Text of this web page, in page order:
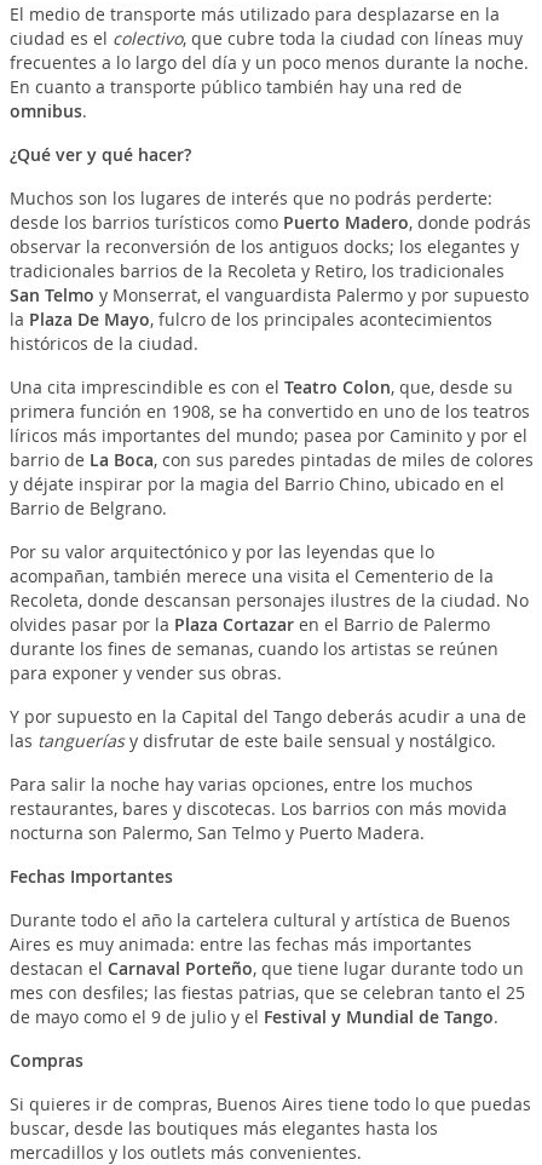
El medio de transporte más utilizado para desplazarse en la
ciudad es el colectivo, que cubre toda la ciudad con líneas muy
frecuentes a lo largo del día y un poco menos durante la noche.
En cuanto a transporte público también hay una red de
omnibus.
¿Qué ver y qué hacer?
Muchos son los lugares de interés que no podrás perderte:
desde los barrios turísticos como Puerto Madero, donde podrás
observar la reconversión de los antiguos docks; los elegantes y
tradicionales barrios de la Recoleta y Retiro, los tradicionales
San Telmo y Monserrat, el vanguardista Palermo y por supuesto
la Plaza De Mayo, fulcro de los principales acontecimientos
históricos de la ciudad.
Una cita imprescindible es con el Teatro Colon, que, desde su
primera función en 1908, se ha convertido en uno de los teatros
líricos más importantes del mundo; pasea por Caminito y por el
barrio de La Boca, con sus paredes pintadas de miles de colores
y déjate inspirar por la magia del Barrio Chino, ubicado en el
Barrio de Belgrano.
Por su valor arquitectónico y por las leyendas que lo
acompañan, también merece una visita el Cementerio de la
Recoleta, donde descansan personajes ilustres de la ciudad. No
olvides pasar por la Plaza Cortazar en el Barrio de Palermo
durante los fines de semanas, cuando los artistas se reúnen
para exponer y vender sus obras.
Y por supuesto en la Capital del Tango deberás acudir a una de
las tangueríasy disfrutar de este baile sensual y nostálgico.
Para salir la noche hay varias opciones, entre los muchos
restaurantes, bares y discotecas. Los barrios con más movida
nocturna son Palermo, San Telmo y Puerto Madera.
Fechas Importantes
Durante todo el año la cartelera cultural y artística de Buenos
Aires es muy animada: entre las fechas más importantes
destacan el Carnaval Porteño, que tiene lugar durante todo un
mes con desfiles; las fiestas patrias, que se celebran tanto el 25
de mayo como el 9 de julio y el Festival y Mundial de Tango.
Compras
Si quieres ir de compras, Buenos Aires tiene todo lo que puedas
buscar, desde las boutiques más elegantes hasta los
mercadillos y los outlets más convenientes.